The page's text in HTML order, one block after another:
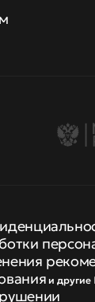
и другие